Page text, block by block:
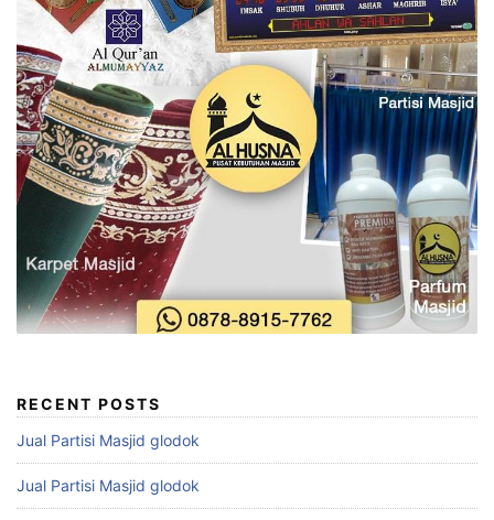
RECENT POSTS
Jual Partisi Masjid glodok
Jual Partisi Masjid glodok